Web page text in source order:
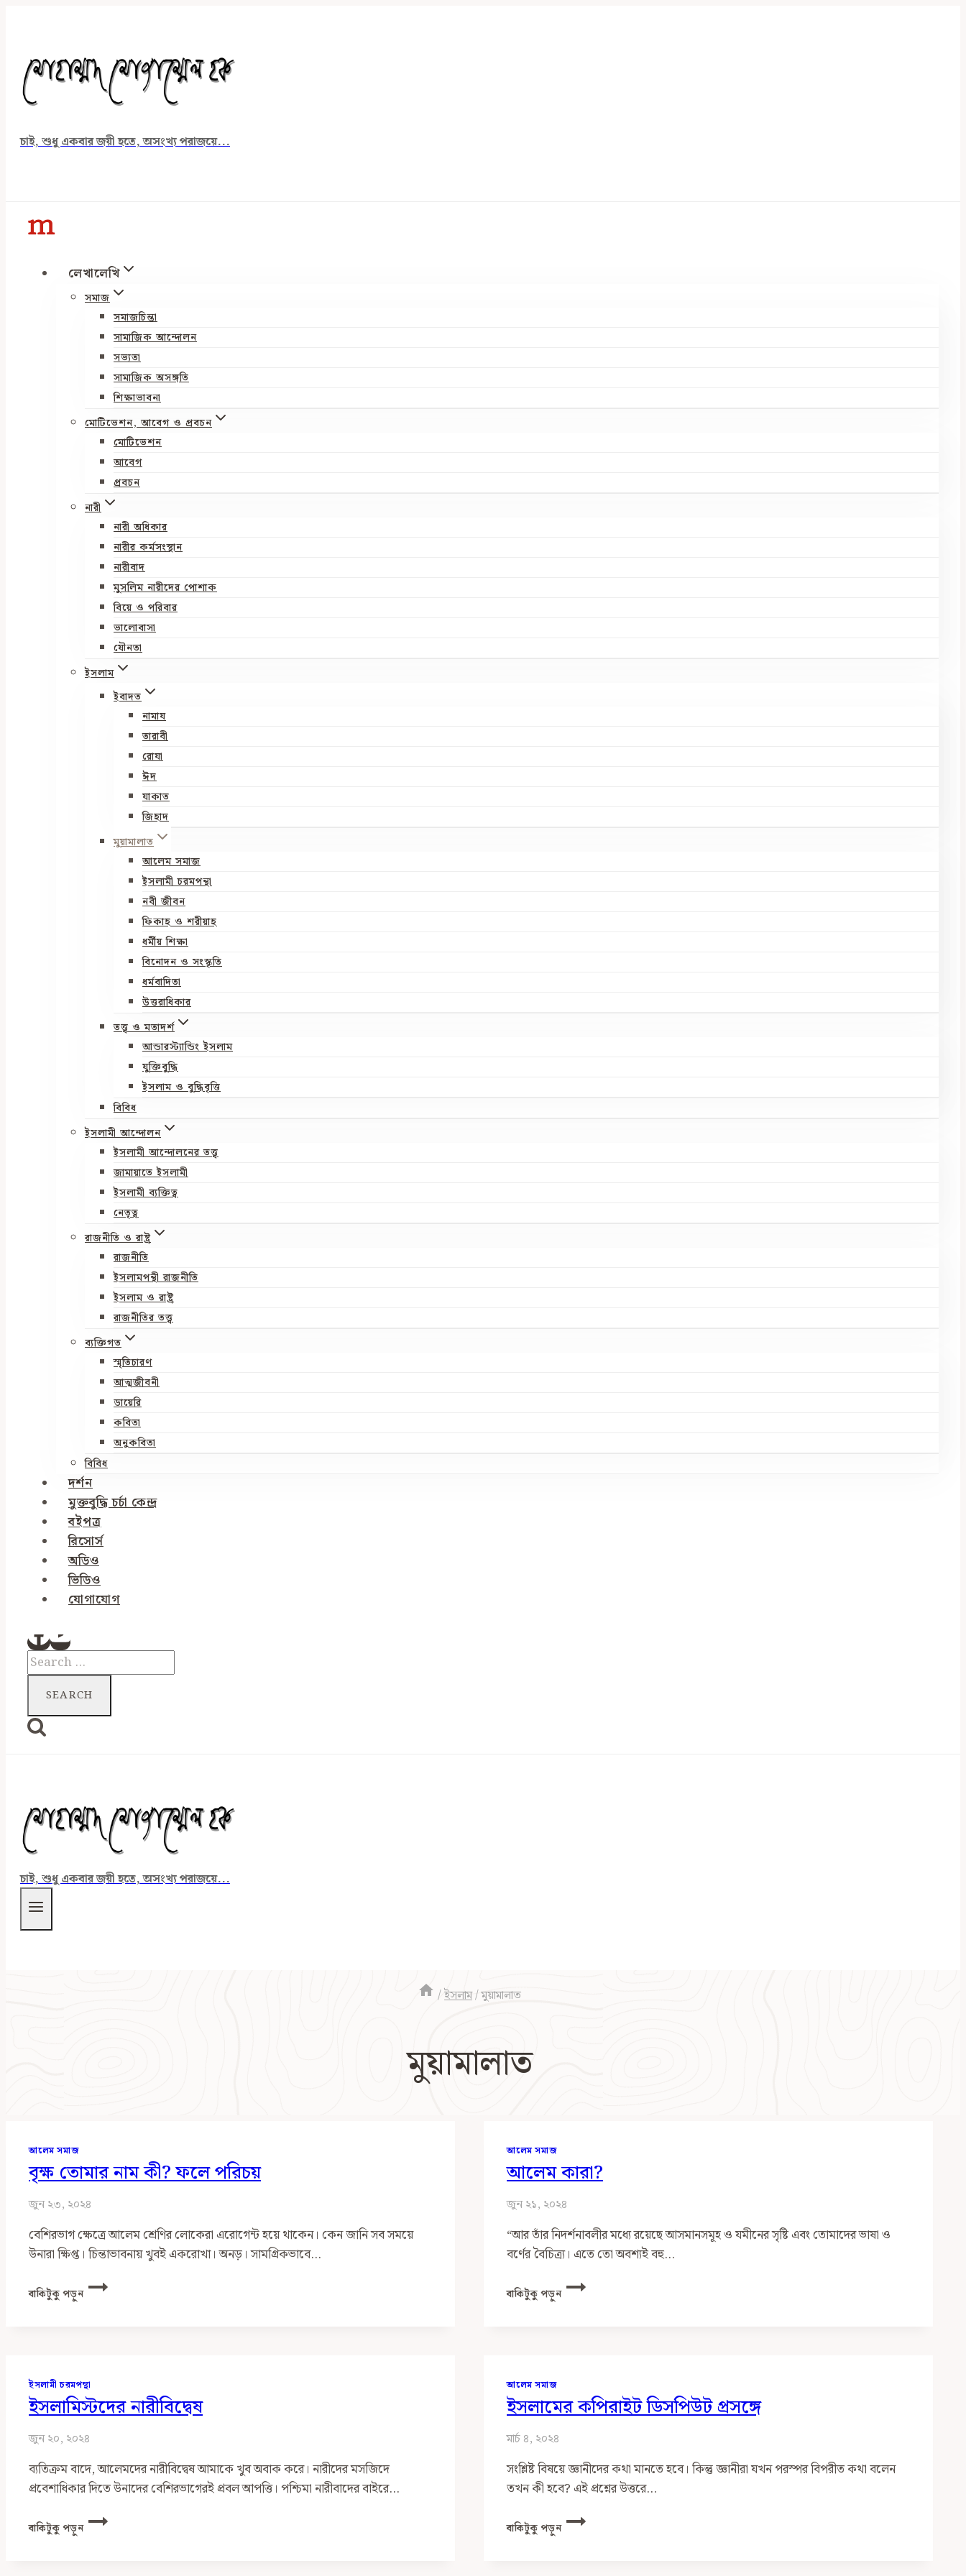
চাই, শুধু একবার জয়ী হতে, অসংখ্য পরাজয়ে...
লেখালেখি
সমাজ
সমাজচিন্তা
সামাজিক আন্দোলন
সভ্যতা
সামাজিক অসঙ্গতি
শিক্ষাভাবনা
মোটিভেশন, আবেগ ও প্রবচন
মোটিভেশন
আবেগ
প্রবচন
নারী
নারী অধিকার
নারীর কর্মসংস্থান
নারীবাদ
মুসলিম নারীদের পোশাক
বিয়ে ও পরিবার
ভালোবাসা
যৌনতা
ইসলাম
ইবাদত
নামায
তারাবী
রোযা
ঈদ
যাকাত
জিহাদ
মুয়ামালাত
আলেম সমাজ
ইসলামী চরমপন্থা
নবী জীবন
ফিকাহ ও শরীয়াহ
ধর্মীয় শিক্ষা
বিনোদন ও সংস্কৃতি
ধর্মবাদিতা
উত্তরাধিকার
তত্ত্ব ও মতাদর্শ
আন্ডারস্ট্যান্ডিং ইসলাম
যুক্তিবুদ্ধি
ইসলাম ও বুদ্ধিবৃত্তি
বিবিধ
ইসলামী আন্দোলন
ইসলামী আন্দোলনের তত্ত্ব
জামায়াতে ইসলামী
ইসলামী ব্যক্তিত্ব
নেতৃত্ব
রাজনীতি ও রাষ্ট্র
রাজনীতি
ইসলামপন্থী রাজনীতি
ইসলাম ও রাষ্ট্র
রাজনীতির তত্ত্ব
ব্যক্তিগত
স্মৃতিচারণ
আত্মজীবনী
ডায়েরি
কবিতা
অনুকবিতা
বিবিধ
দর্শন
মুক্তবুদ্ধি চর্চা কেন্দ্র
বইপত্র
রিসোর্স
অডিও
ভিডিও
যোগাযোগ
Search
for:
চাই, শুধু একবার জয়ী হতে, অসংখ্য পরাজয়ে...
/ইসলাম/মুয়ামালাত
মুয়ামালাত
আলেম সমাজ
বৃক্ষ তোমার নাম কী? ফলে পরিচয়
জুন ২৩, ২০২৪
বেশিরভাগ ক্ষেত্রে আলেম শ্রেণির লোকেরা এরোগেন্ট হয়ে থাকেন। কেন জানি সব সময়ে
উনারা ক্ষিপ্ত। চিন্তাভাবনায় খুবই একরোখা। অনড়। সামগ্রিকভাবে…
বাকিটুকু পড়ুন
বৃক্ষ
আলেম সমাজ
আলেম কারা?
জুন ২১, ২০২৪
“আর তাঁর নিদর্শনাবলীর মধ্যে রয়েছে আসমানসমূহ ও যমীনের সৃষ্টি এবং তোমাদের ভাষা ও
বর্ণের বৈচিত্ৰ্য। এতে তো অবশ্যই বহু…
বাকিটুকু পড়ুন
আলেম
ইসলামী চরমপন্থা
ইসলামিস্টদের নারীবিদ্বেষ
জুন ২০, ২০২৪
ব্যতিক্রম বাদে, আলেমদের নারীবিদ্বেষ আমাকে খুব অবাক করে। নারীদের মসজিদে
প্রবেশাধিকার দিতে উনাদের বেশিরভাগেরই প্রবল আপত্তি। পশ্চিমা নারীবাদের বাইরে…
বাকিটুকু পড়ুন
ইসলামিস্টদের
আলেম সমাজ
ইসলামের কপিরাইট ডিসপিউট প্রসঙ্গে
মার্চ ৪, ২০২৪
সংশ্লিষ্ট বিষয়ে জ্ঞানীদের কথা মানতে হবে। কিন্তু জ্ঞানীরা যখন পরস্পর বিপরীত কথা বলেন
তখন কী হবে? এই প্রশ্নের উত্তরে…
বাকিটুকু পড়ুন
ইসলামের